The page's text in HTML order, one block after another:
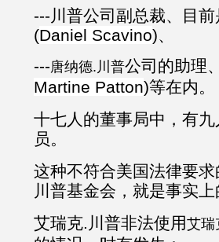
---川普公司副总裁、目
(Daniel Scavino)、
---唐纳德.川普公司的助理
Martine Patton)等在内。
十七人的董事局中，有
员。
这种不符合美国法律要
川普基金会，就是事实
艾瑞克.川普非法使用艾瑞